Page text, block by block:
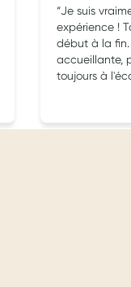
Je suis
expérience !
début à la fin.
accueillante,
toujours à